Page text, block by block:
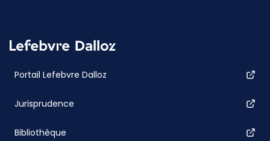
Portail Lefebvre Dalloz
Jurisprudence
Bibliothèque